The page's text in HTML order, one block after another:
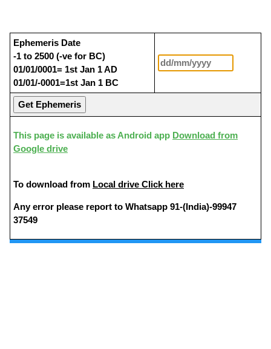
Ephemeris Date
-1 to 2500 (-ve for BC)
01/01/0001= 1st Jan 1 AD
01/01/-0001=1st Jan 1 BC
This page is available as Android app Download from
Google drive
To download from Local drive Click here
Any error please report to Whatsapp 91-(India)-99947
37549